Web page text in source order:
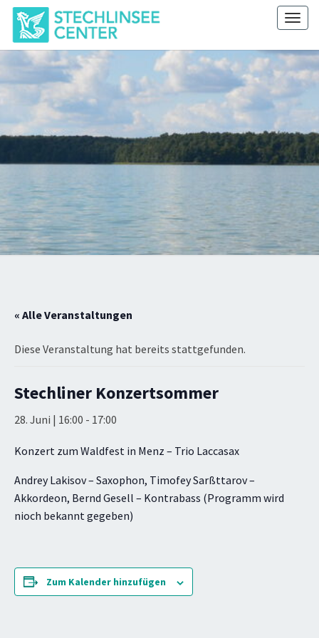
Skip
content
CENTER
« Alle Veranstaltungen
Diese Veranstaltung hat bereits stattgefunden.
Stechliner Konzertsommer
28. Juni | 16:00 - 17:00
Konzert zum Waldfest in Menz – Trio Laccasax
Andrey Lakisov – Saxophon, Timofey Sarßttarov –
Akkordeon, Bernd Gesell – Kontrabass (Programm wird
nioch bekannt gegeben)
Zum Kalender hinzufügen